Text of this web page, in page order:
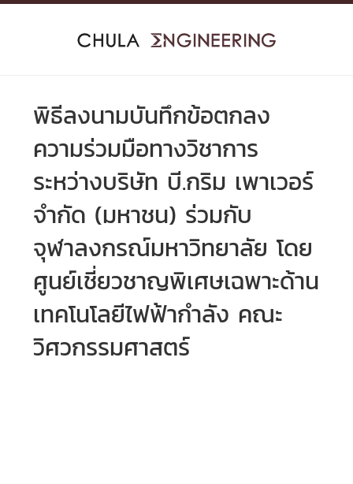
Skip
พิธีลงนามบันทึกข้อตกลง
ความร่วมมือทางวิชาการ
ระหว่างบริษัท บี.กริม เพาเวอร์
จำกัด (มหาชน) ร่วมกับ
จุฬาลงกรณ์มหาวิทยาลัย โดย
ศูนย์เชี่ยวชาญพิเศษเฉพาะด้าน
เทคโนโลยีไฟฟ้ากำลัง คณะ
วิศวกรรมศาสตร์